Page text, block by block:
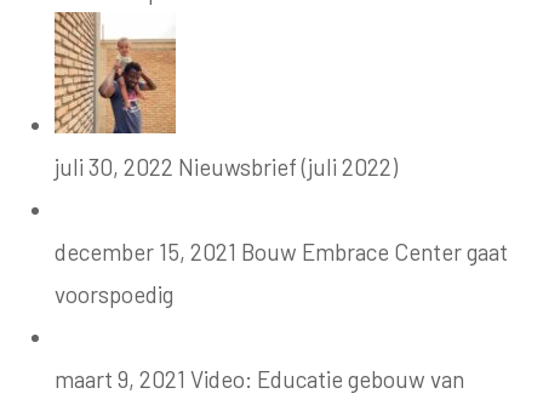
juli 30, 2022 Nieuwsbrief (juli 2022)
december 15, 2021 Bouw Embrace Center gaat
voorspoedig
maart 9, 2021 Video: Educatie gebouw van